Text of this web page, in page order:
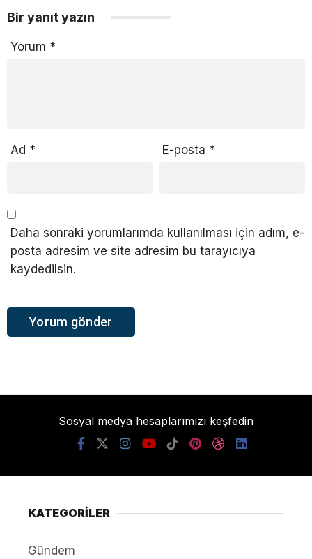
Bir yanıt yazın
Yorum *
Ad * E-posta *
Daha sonraki yorumlarımda kullanılması için adım, e-
posta adresim ve site adresim bu tarayıcıya
kaydedilsin.
Sosyal medya hesaplarımızı keşfedin
KATEGORİLER
Gündem